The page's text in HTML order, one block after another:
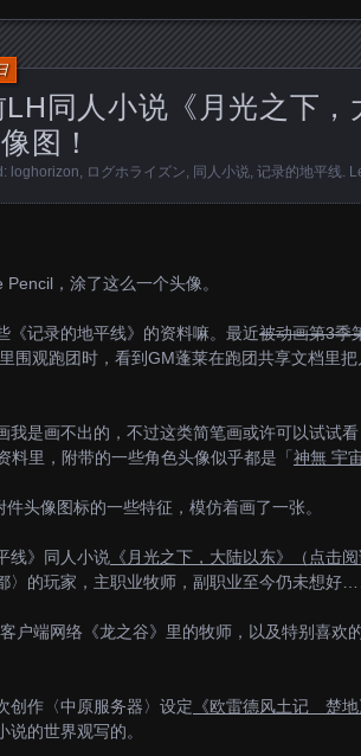
同人小说《月光之下，
图！
loghorizon, ログホライズン, 同人小说, 记录的地平线.
，涂了这么一个头像。
《记录的地平线》的资料嘛。最近被动画第3季
围观跑团时，看到GM蓬莱在跑团共享文档里
我是画不出的，不过这类简笔画或许可以试试
料里，附带的一些角色头像似乎都是「 神無 宇
头像图标的一些特征，模仿着画了一张。
线》同人小说 《月光之下，大陆以东》（点击阅
〉的玩家，主职业牧师，副职业至今仍未想好
户端网络《龙之谷》里的牧师，以及特别喜欢
创作〈中原服务器〉设定 《欧雷德风土记 楚地
说的世界观写的。